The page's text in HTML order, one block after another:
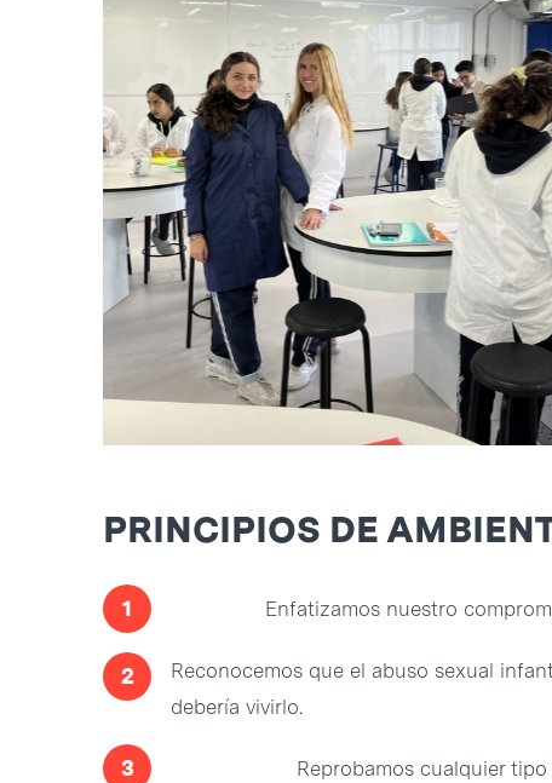
PRINCIPIOS DE
1 Enfatizamos nuestro
2
Reconocemos que el abuso sexual
debería vivirlo.
3 Reprobamos cualquier